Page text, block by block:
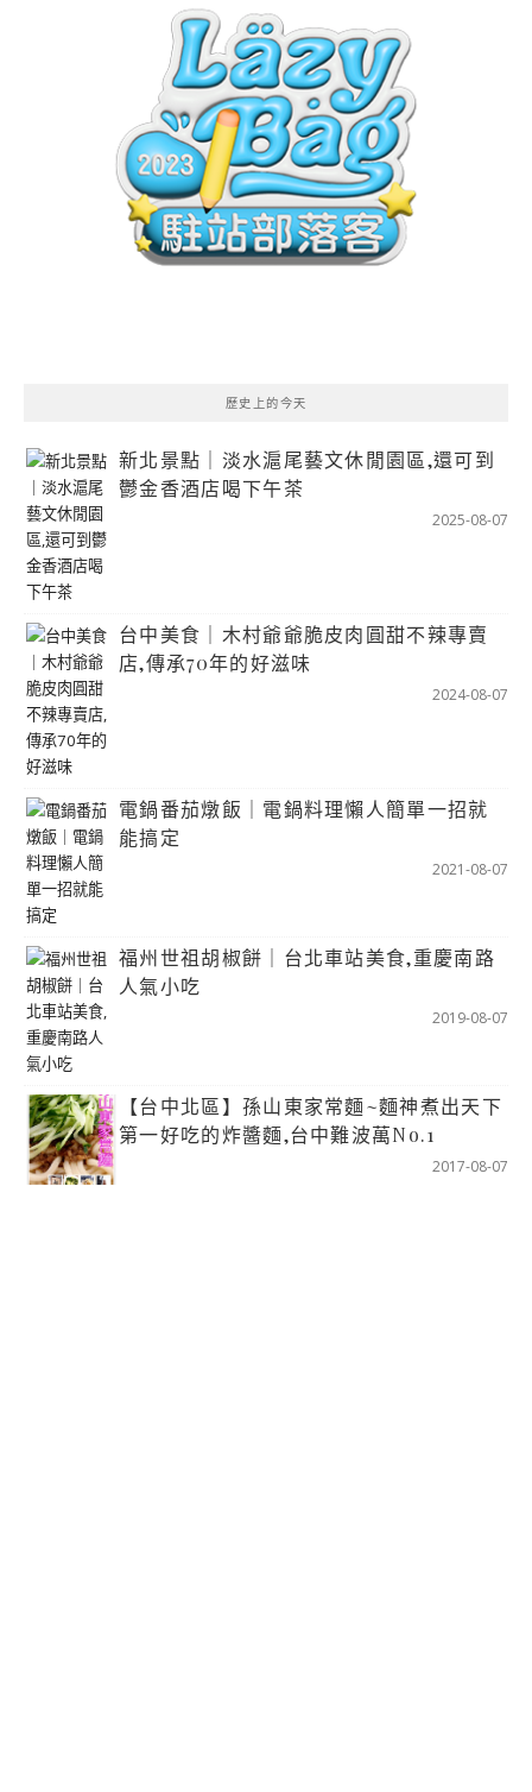
歷史上的今天
新北景點｜淡水滬尾藝文休閒園區,還可到
鬱金香酒店喝下午茶
2025-08-07
台中美食｜木村爺爺脆皮肉圓甜不辣專賣
店,傳承70年的好滋味
2024-08-07
電鍋番茄燉飯｜電鍋料理懶人簡單一招就
能搞定
2021-08-07
福州世祖胡椒餅｜台北車站美食,重慶南路
人氣小吃
2019-08-07
【台中北區】孫山東家常麵~麵神煮出天下
第一好吃的炸醬麵,台中難波萬No.1
2017-08-07